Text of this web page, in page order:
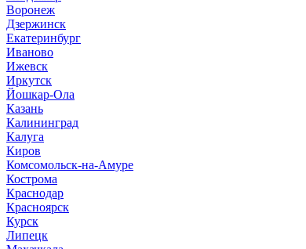
Воронеж
Дзержинск
Екатеринбург
Иваново
Ижевск
Иркутск
Йошкар-Ола
Казань
Калининград
Калуга
Киров
Комсомольск-на-Амуре
Кострома
Краснодар
Красноярск
Курск
Липецк